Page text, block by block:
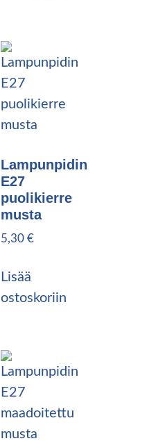
Lampunpidin
E27
puolikierre
musta
5,30 €
Lisää
ostoskoriin